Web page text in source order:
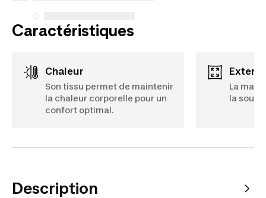
Caractéristiques
Chaleur
Son tissu permet de maintenir
la chaleur corporelle pour un
confort optimal.
La
la
Description